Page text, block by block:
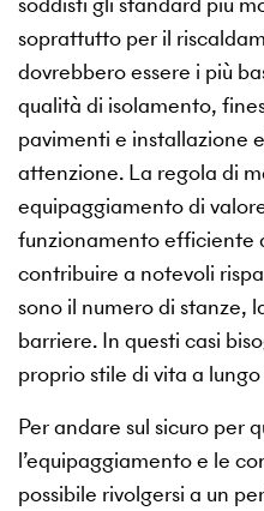
soprattutto per il
dovrebbero essere i più
qualità di isolamento,
pavimenti e installazione
attenzione. La regola di
equipaggiamento di
funzionamento efficiente
contribuire a notevoli
sono il numero di stanze,
barriere. In questi casi
proprio stile di vita a
Per andare sul sicuro per
l’equipaggiamento e le
possibile rivolgersi a un